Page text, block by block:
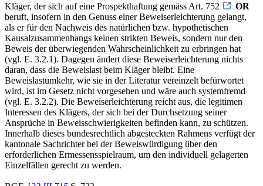
Kläger, der sich auf eine Prospekthaftung gemäss Art. 752
OR
beruft, insofern in den Genuss einer Beweiserleichterung gelangt,
als er für den Nachweis des natürlichen bzw. hypothetischen
Kausalzusammenhangs keinen strikten Beweis, sondern nur den
Beweis der überwiegenden Wahrscheinlichkeit zu erbringen hat
(vgl. E. 3.2.1). Dagegen ändert diese Beweiserleichterung nichts
daran, dass die Beweislast beim Kläger bleibt. Eine
Beweislastumkehr, wie sie in der Literatur vereinzelt befürwortet
wird, ist im Gesetz nicht vorgesehen und wäre auch systemfremd
(vgl. E. 3.2.2). Die Beweiserleichterung reicht aus, die legitimen
Interessen des Klägers, der sich bei der Durchsetzung seiner
Ansprüche in Beweisschwierigkeiten befinden kann, zu schützen.
Innerhalb dieses bundesrechtlich abgesteckten Rahmens verfügt der
kantonale Sachrichter bei der Beweiswürdigung über den
erforderlichen Ermessensspielraum, um den individuell gelagerten
Einzelfällen gerecht zu werden.